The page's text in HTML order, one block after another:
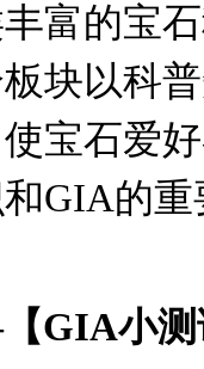
富的宝
块以科
宝石爱
GIA的
【GIA小